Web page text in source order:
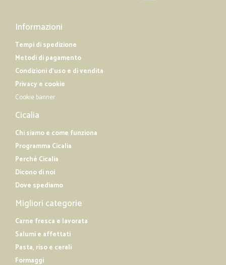
Informazioni
Tempi di spedizione
Metodi di pagamento
Condizioni d'uso e di vendita
Privacy e cookie
Cookie banner
Cicalia
Chi siamo e come funziona
Programma Cicalia
Perché Cicalia
Dicono di noi
Dove spediamo
Migliori categorie
Carne fresca e lavorata
Salumi e affettati
Pasta, riso e cerali
Formaggi